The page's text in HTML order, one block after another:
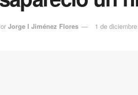
Jorge I Jiménez Flores 1 de